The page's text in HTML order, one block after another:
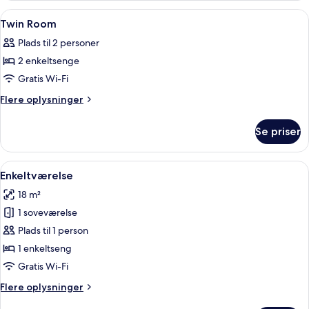
Indlæs
alle
billeder
af
Twin
Room
Premium-sengetøj, senge med
4
Twin Room
Plads til 2 personer
2 enkeltsenge
Gratis Wi-Fi
Flere oplysninger
Flere
Room
Se priser
Indlæs
alle
billeder
af
Enkeltværelse
Et hotelværelse med seng,
5
Enkeltværelse
18 m²
1 soveværelse
Plads til 1 person
1 enkeltseng
Gratis Wi-Fi
Flere oplysninger
Flere